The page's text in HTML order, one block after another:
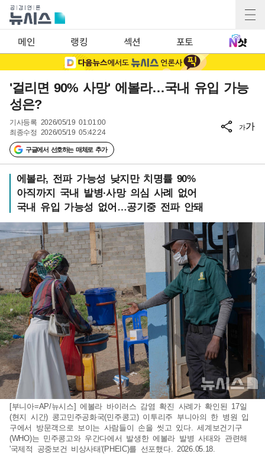
메인 랭킹 섹션 포토
'걸리면 90% 사망' 에볼라…국내 유입 가능
성은?
기사등록 2026/05/19 01:01:00
최종수정 2026/05/19 05:42:24
구글에서 선호하는 매체로 추가
가가
에볼라, 전파 가능성 낮지만 치명률 90%
아직까지 국내 발병·사망 의심 사례 없어
국내 유입 가능성 없어…공기중 전파 안돼
[부니아=AP/뉴시스] 에볼라 바이러스 감염 확진 사례가 확인된 17일
(현지 시간) 콩고민주공화국(민주콩고) 이투리주 부니아의 한 병원 입
구에서 방문객으로 보이는 사람들이 손을 씻고 있다. 세계보건기구
(WHO)는 민주콩고와 우간다에서 발생한 에볼라 발병 사태와 관련해
'국제적 공중보건 비상사태'(PHEIC)를 선포했다. 2026.05.18.